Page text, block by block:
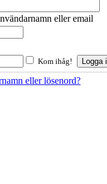
eller email
Kom ihåg!
eller lösenord?